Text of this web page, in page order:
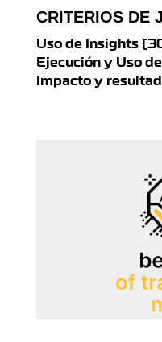
CRITERIOS DE
Uso de Insights
Ejecución y Uso
Impacto y